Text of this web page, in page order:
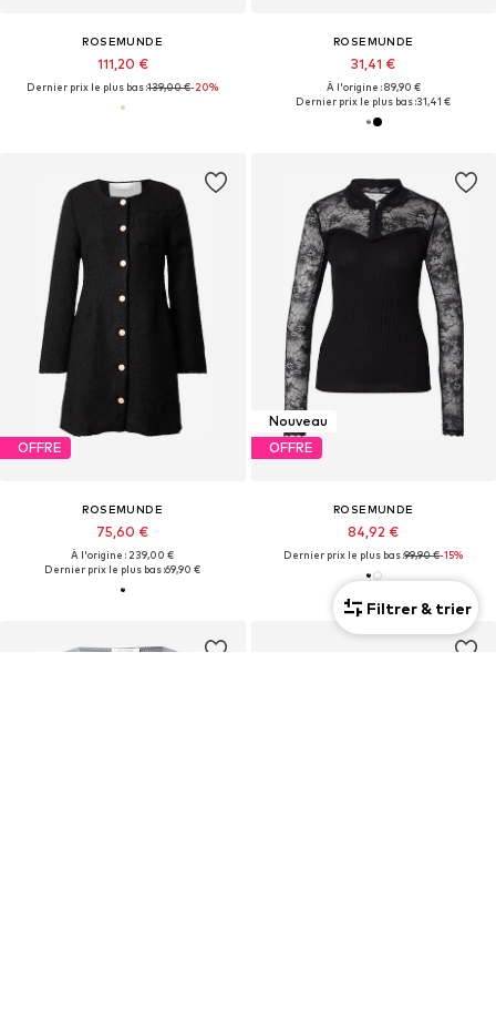
ROSEMUNDE
111,20 €
Dernier prix le plus bas :139,00 €-20%
ROSEMUNDE
31,41 €
À l'origine : 89,90 €
Dernier prix le plus bas :31,41 €
OFFRE
ROSEMUNDE
75,60 €
À l'origine : 239,00 €
Dernier prix le plus bas :69,90 €
Nouveau
OFFRE
ROSEMUNDE
84,92 €
Dernier prix le plus bas :99,90 €-15%
Filtrer & trier